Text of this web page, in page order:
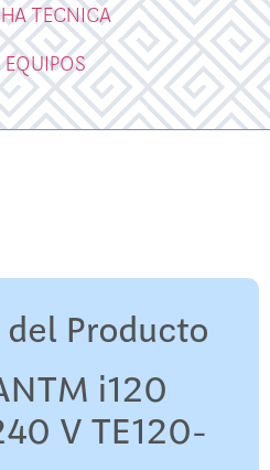
TECNICA
Producto
i120
V TE120-